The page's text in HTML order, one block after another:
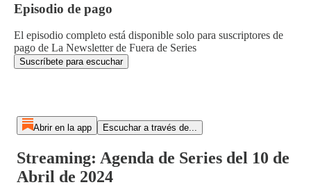
Episodio de pago
El episodio completo está disponible solo para suscriptores de
pago de La Newsletter de Fuera de Series
Suscríbete para escuchar
Abrir en la app Escuchar a través de...
Streaming: Agenda de Series del 10 de
Abril de 2024